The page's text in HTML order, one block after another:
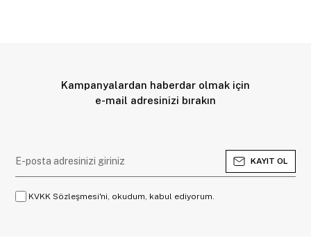
Kampanyalardan haberdar olmak için
e-mail adresinizi bırakın
KAYIT OL
KVKK Sözleşmesi'ni, okudum, kabul ediyorum.